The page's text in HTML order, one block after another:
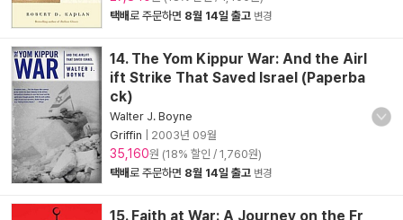
택배로 주문하면 8월 14일 출고 변경
14. The Yom Kippur War: And the Airl
ift Strike That Saved Israel (Paperba
ck)
Walter J. Boyne
Griffin
2003년 09월
35,160원 (18% 할인 / 1,760원)
택배로 주문하면 8월 14일 출고 변경
15. Faith at War: A Journey on the Fr